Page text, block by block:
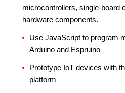
microcontrollers, single-board
hardware components.
Use JavaScript to program
Arduino and Espruino
Prototype IoT devices with
platform